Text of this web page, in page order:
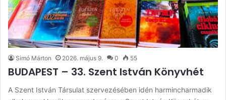
Simó Márton 2026. május 9. 0 55
BUDAPEST – 33. Szent István Könyvhét
A Szent István Társulat szervezésében idén harmincharmadik